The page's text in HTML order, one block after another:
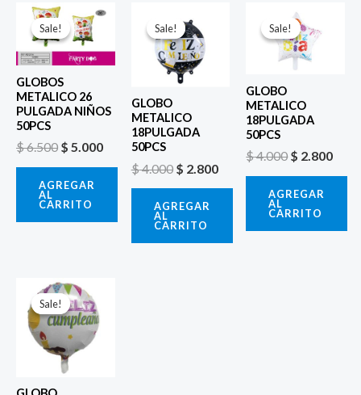
Sale!
Sale!
GLOBOS
METALICO 26
PULGADA NIÑOS
50PCS
$6.500
El
precio
original
era:
$ 5.000
El
AGREGAR
AL
CARRITO
Sale!
Sale!
GLOBO
METALICO
18PULGADA
50PCS
$4.000
precio
original
era:
$ 4.000.
$ 2.800
AGREGAR
AL
CARRITO
Sale!
Sale!
GLOBO
METALICO
18PULGADA
50PCS
$4.000
El
precio
original
era:
$ 4.000.
$ 2.800
AGREGAR
AL
CARRITO
Sale!
Sale!
El
precio
original
era:
$ 4.000.